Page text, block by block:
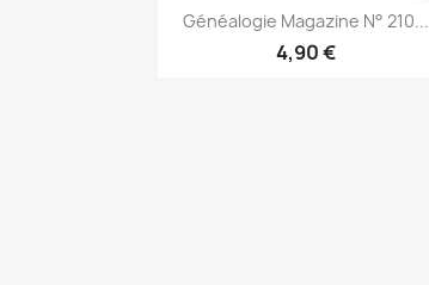
Anteprima
Généalogie Magazine N° 210...
4,90 €